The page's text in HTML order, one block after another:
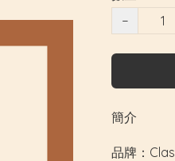
−
簡介
品牌：